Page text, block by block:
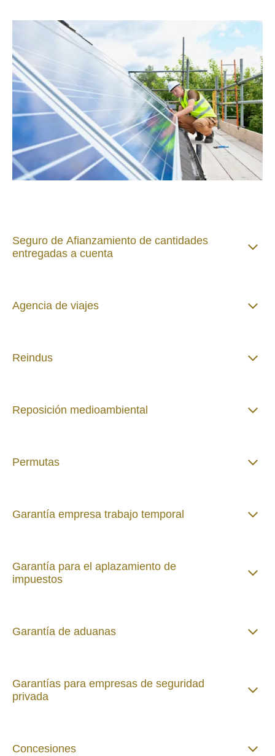
Seguro de Afianzamiento de cantidades
entregadas a cuenta
Agencia de viajes
Reindus
Reposición medioambiental
Permutas
Garantía empresa trabajo temporal
Garantía para el aplazamiento de
impuestos
Garantía de aduanas
Garantías para empresas de seguridad
privada
Concesiones